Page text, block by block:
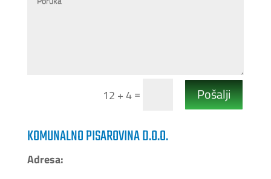
12 + 4= Pošalji
KOMUNALNO PISAROVINA D.O.O.
Adresa: